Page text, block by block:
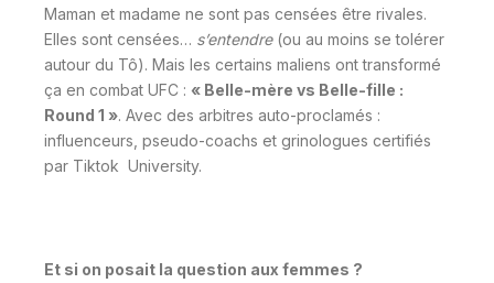
Maman et madame ne sont pas censées être rivales.
Elles sont censées… s’entendre(ou au moins se tolérer
autour du Tô). Mais les certains maliens ont transformé
ça en combat UFC : « Belle-mère vs Belle-fille :
Round 1 ». Avec des arbitres auto-proclamés :
influenceurs, pseudo-coachs et grinologues certifiés
par Tiktok University.
Et si on posait la question aux femmes ?